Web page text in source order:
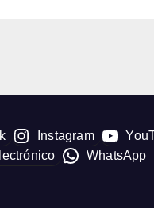
Instagram
WhatsApp